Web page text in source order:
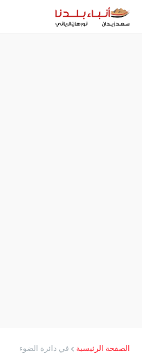
الصفحة الرئيسية في دائرة الضوء